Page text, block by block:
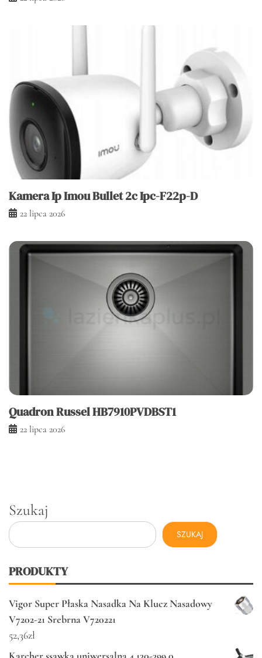
Kamera Ip Imou Bullet 2c Ipc-F22p-D
22 lipca 2026
Quadron Russel HB7910PVDBST1
22 lipca 2026
Szukaj
SZUKAJ
PRODUKTY
Vigor Super Płaska Nasadka Na Klucz Nasadowy
V7202-21 Srebrna V720221
52,36zł